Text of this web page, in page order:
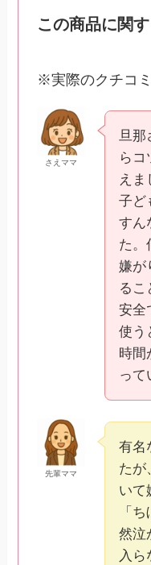
この商品に関
※実際のクチコ
さえママ
旦那
らコ
えま
子ど
すん
た。
嫌が
るこ
安全
使う
時間
って
先輩ママ
有名
たが
いて
「
然泣
入ら